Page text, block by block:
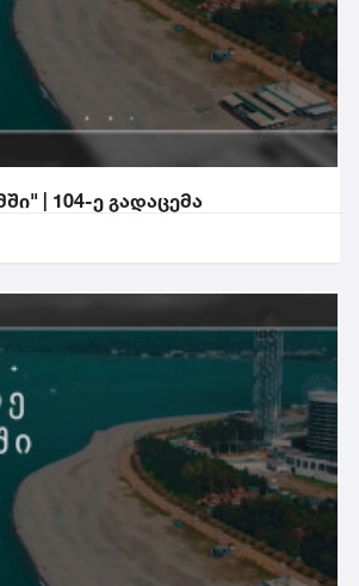
| 104-ე გადაცემა